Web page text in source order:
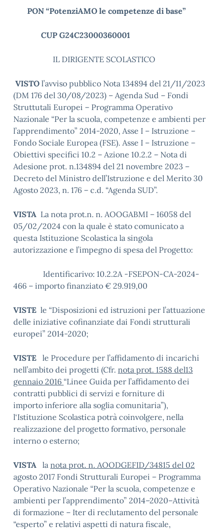
PON “PotenziAMO le competenze di base”
CUP G24C23000360001
IL DIRIGENTE SCOLASTICO
VISTO l’avviso pubblico Nota 134894 del 21/11/2023
(DM 176 del 30/08/2023) – Agenda Sud – Fondi
Struttutali Europei – Programma Operativo
Nazionale “Per la scuola, competenze e ambienti per
l’apprendimento” 2014-2020, Asse I – Istruzione –
Fondo Sociale Europea (FSE). Asse I – Istruzione –
Obiettivi specifici 10.2 – Azione 10.2.2 – Nota di
Adesione prot. n.134894 del 21 novembre 2023 –
Decreto del Ministro dell’Istruzione e del Merito 30
Agosto 2023, n. 176 – c.d. “Agenda SUD”.
VISTA La nota prot.n. n. AOOGABMI – 16058 del
05/02/2024 con la quale è stato comunicato a
questa Istituzione Scolastica la singola
autorizzazione e l’impegno di spesa del Progetto:
Identificarivo: 10.2.2A -FSEPON-CA-2024-
466 – importo finanziato € 29.919,00
VISTE le “Disposizioni ed istruzioni per l’attuazione
delle iniziative cofinanziate dai Fondi strutturali
europei” 2014-2020;
VISTE le Procedure per l’affidamento di incarichi
nell’ambito dei progetti (Cfr. nota prot. 1588 del13
gennaio 2016 “Linee Guida per l’affidamento dei
contratti pubblici di servizi e forniture di
importo inferiore alla soglia comunitaria”),
l‘Istituzione Scolastica potrà coinvolgere, nella
realizzazione del progetto formativo, personale
interno o esterno;
VISTA la nota prot. n. AOODGEFID/34815 del 02
agosto 2017 Fondi Strutturali Europei – Programma
Operativo Nazionale “Per la scuola, competenze e
ambienti per l’apprendimento” 2014–2020–Attività
di formazione – Iter di reclutamento del personale
“esperto” e relativi aspetti di natura fiscale,